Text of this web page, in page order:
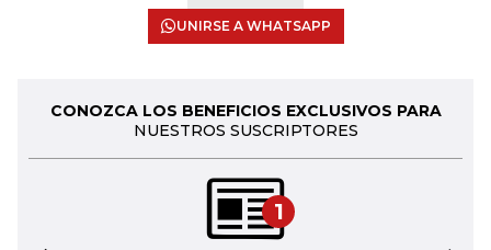
UNIRSE A WHATSAPP
CONOZCA LOS BENEFICIOS EXCLUSIVOS PARA
NUESTROS SUSCRIPTORES
1